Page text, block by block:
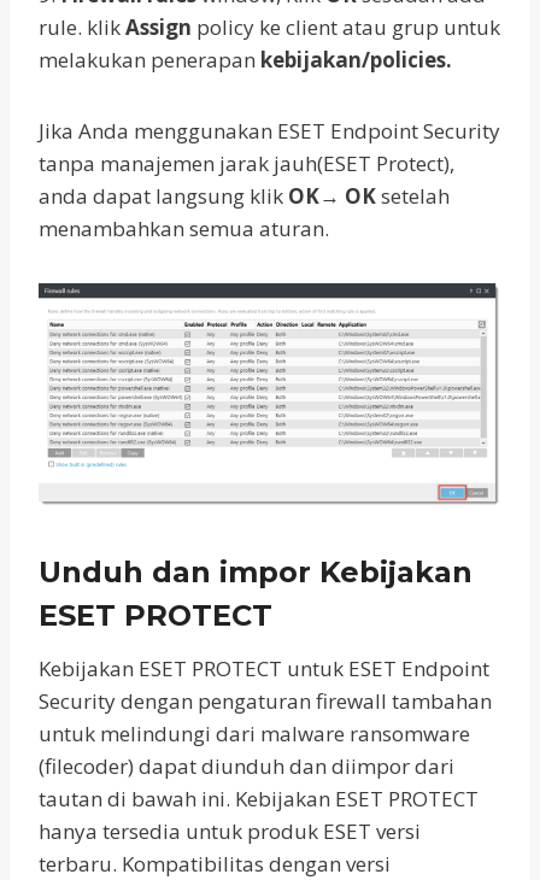
rule. klikAssign policy ke client atau grup untuk
melakukan penerapan kebijakan/policies.
Jika Anda menggunakan ESET Endpoint Security
tanpa manajemen jarak jauh(ESET Protect),
anda dapat langsung klik OK→ OKsetelah
menambahkan semua aturan.
Unduh dan impor Kebijakan
ESET PROTECT
Kebijakan ESET PROTECT untuk ESET Endpoint
Security dengan pengaturan firewall tambahan
untuk melindungi dari malware ransomware
(filecoder) dapat diunduh dan diimpor dari
tautan di bawah ini. Kebijakan ESET PROTECT
hanya tersedia untuk produk ESET versi
terbaru. Kompatibilitas dengan versi